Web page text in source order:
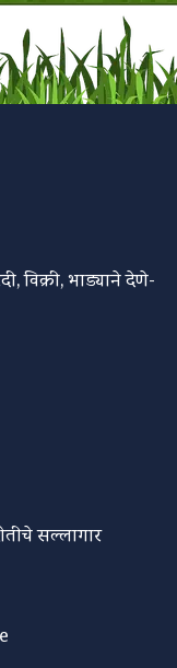
विक्री, भाड्याने देणे-
सल्लागार